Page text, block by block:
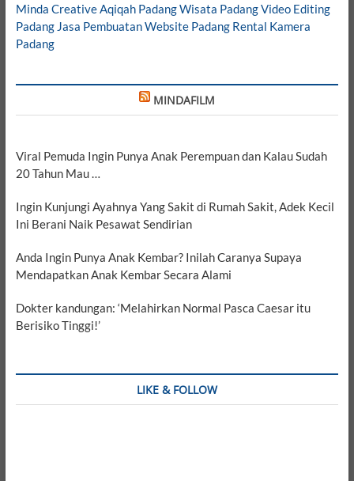
Minda CreativeAqiqah PadangWisata PadangVideo Editing
Padang Jasa Pembuatan Website Padang Rental Kamera
Padang
MINDAFILM
Viral Pemuda Ingin Punya Anak Perempuan dan Kalau Sudah
20 Tahun Mau …
Ingin Kunjungi Ayahnya Yang Sakit di Rumah Sakit, Adek Kecil
Ini Berani Naik Pesawat Sendirian
Anda Ingin Punya Anak Kembar? Inilah Caranya Supaya
Mendapatkan Anak Kembar Secara Alami
Dokter kandungan: ‘Melahirkan Normal Pasca Caesar itu
Berisiko Tinggi!’
LIKE & FOLLOW